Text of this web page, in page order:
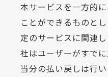
本サービスを一方的
ことができるものと
定のサービスに関連
社はユーザーがすで
当分の払い戻しは行い